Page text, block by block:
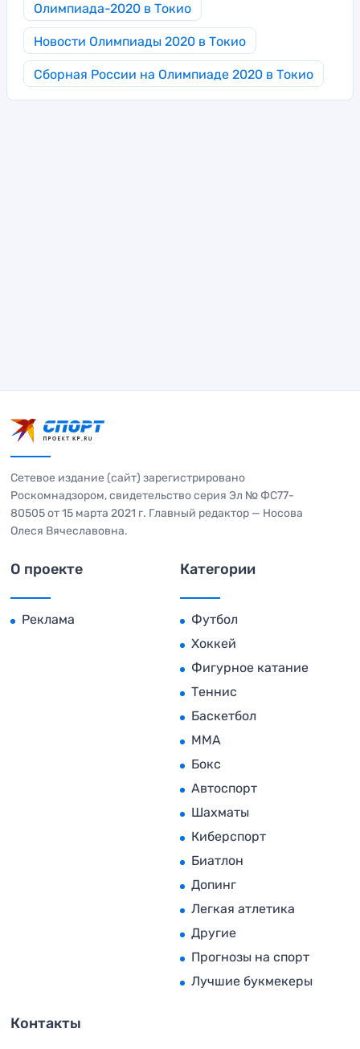
Олимпиада-2020 в Токио
Новости Олимпиады 2020 в Токио
Сборная России на Олимпиаде 2020 в Токио
Сетевое издание (сайт) зарегистрировано
Роскомнадзором, свидетельство серия Эл № ФС77-
80505 от 15 марта 2021 г. Главный редактор — Носова
Олеся Вячеславовна.
О проекте
Реклама
Категории
Футбол
Хоккей
Фигурное катание
Теннис
Баскетбол
MMA
Бокс
Автоспорт
Шахматы
Киберспорт
Биатлон
Допинг
Легкая атлетика
Другие
Прогнозы на спорт
Лучшие букмекеры
Контакты